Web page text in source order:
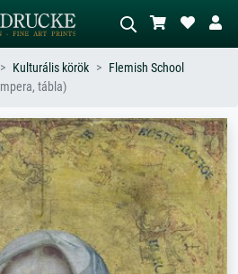
éj,
Írja le a jelenetet – pl. zöld rét, sok
piros absztrakt, sötét olajkép, álló akt
egy fa mellett.
Kulturális körök
Flemish School
tábla)